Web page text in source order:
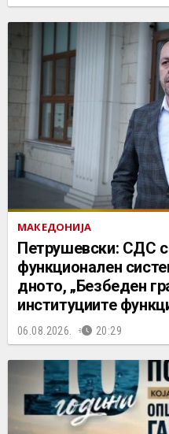
МАКЕДОНИЈА
Петрушевски: СДС
функционален
дното, „Безбеден
институциите
06.08.2026. 20:29